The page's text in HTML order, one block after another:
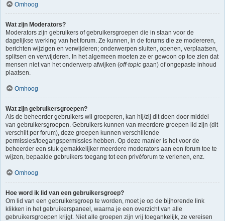
Omhoog
Wat zijn Moderators?
Moderators zijn gebruikers of gebruikersgroepen die in staan voor de
dagelijkse werking van het forum. Ze kunnen, in de forums die ze modereren,
berichten wijzigen en verwijderen; onderwerpen sluiten, openen, verplaatsen,
splitsen en verwijderen. In het algemeen moeten ze er gewoon op toe zien dat
mensen niet van het onderwerp afwijken (off-topic gaan) of ongepaste inhoud
plaatsen.
Omhoog
Wat zijn gebruikersgroepen?
Als de beheerder gebruikers wil groeperen, kan hij/zij dit doen door middel
van gebruikersgroepen. Gebruikers kunnen van meerdere groepen lid zijn (dit
verschilt per forum), deze groepen kunnen verschillende
permissies/toegangspermissies hebben. Op deze manier is het voor de
beheerder een stuk gemakkelijker meerdere moderators aan een forum toe te
wijzen, bepaalde gebruikers toegang tot een privéforum te verlenen, enz.
Omhoog
Hoe word ik lid van een gebruikersgroep?
Om lid van een gebruikersgroep te worden, moet je op de bijhorende link
klikken in het gebruikerspaneel, waarna je een overzicht van alle
gebruikersgroepen krijgt. Niet alle groepen zijn vrij toegankelijk, ze vereisen